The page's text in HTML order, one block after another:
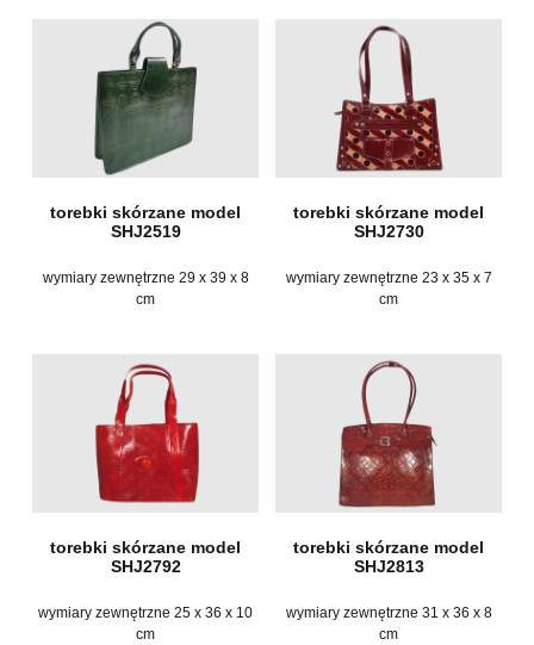
torebki skórzane model
SHJ2519
wymiary zewnętrzne 29 x 39 x 8
cm
torebki skórzane model
SHJ2730
wymiary zewnętrzne 23 x 35 x 7
cm
torebki skórzane model
SHJ2792
wymiary zewnętrzne 25 x 36 x 10
cm
torebki skórzane model
SHJ2813
wymiary zewnętrzne 31 x 36 x 8
cm